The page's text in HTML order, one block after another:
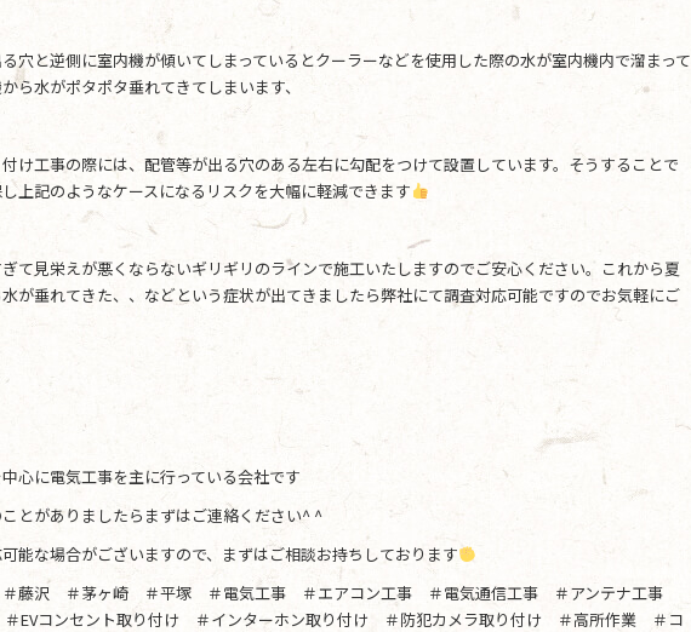
穴と逆側に室内機が傾いてしまっているとクーラーなどを使用した際の水が室内機内で溜まって
ら水がポタポタ垂れてきてしまいます、
け工事の際には、配管等が出る穴のある左右に勾配をつけて設置しています。そうすることで
上記のようなケースになるリスクを大幅に軽減できます
て見栄えが悪くならないギリギリのラインで施工いたしますのでご安心ください。これから夏
が垂れてきた、、などという症状が出てきましたら弊社にて調査対応可能ですのでお気軽にご
心に電気工事を主に行っている会社です
とがありましたらまずはご連絡ください^ ^
能な場合がございますので、まずはご相談お持ちしております
藤沢 ＃茅ヶ崎 ＃平塚 ＃電気工事 ＃エアコン工事 ＃電気通信工事 ＃アンテナ工事
EVコンセント取り付け ＃インターホン取り付け ＃防犯カメラ取り付け ＃高所作業 ＃コ